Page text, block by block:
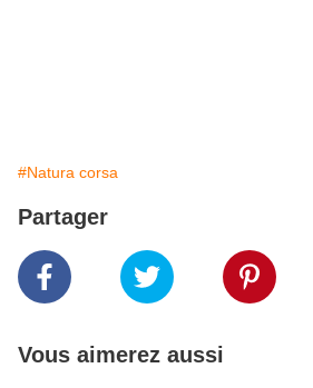
#Natura corsa
Partager
Vous aimerez aussi